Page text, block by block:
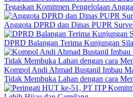
Tegaskan Komitmen Pengelolaan
Anggota DPRD dan Dinas PUPR
DPRD Balangan Terima Kunjungan
Kompol Andi Ahmad Bustanil Imbau
Tidak Membuka Lahan dengan cara